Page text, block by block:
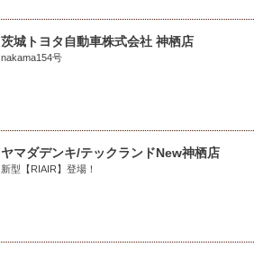
茨城トヨタ自動車株式会社 神栖店
nakama154号
ヤマダデンキ/テックランドNew神栖店
新型【RIAIR】登場！